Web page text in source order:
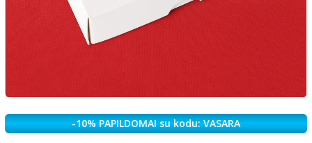
-10% PAPILDOMAI su kodu: VASARA